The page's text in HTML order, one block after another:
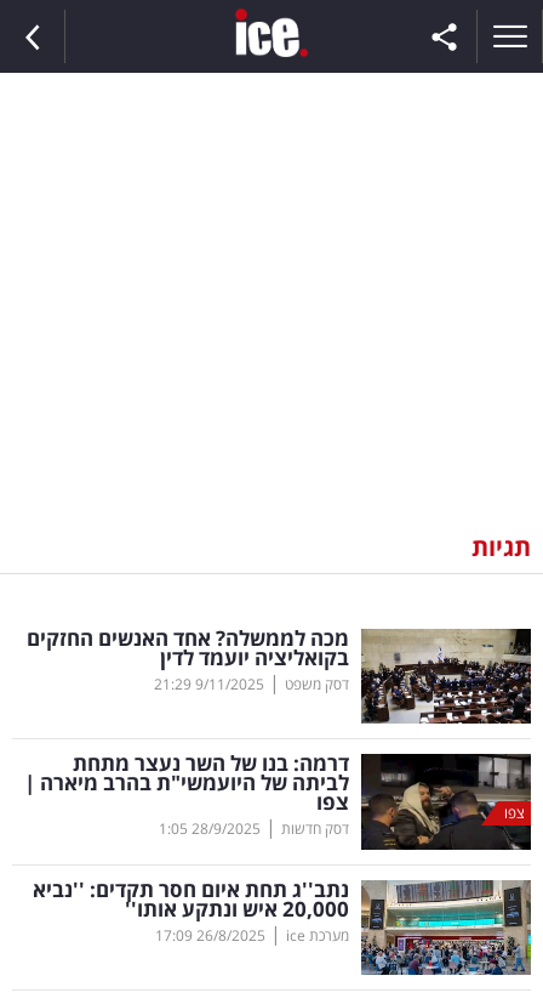
וצרכנות
דיגיטל
וטק
שיווק
ופרסום
משפט
מדדים
ומחקרים
דעות
תגיות
מכה לממשלה? אחד האנשים החזקים
בקואליציה יועמד לדין
דסק משפט |
9/11/2025
21:29
צפו
דרמה: בנו של השר נעצר מתחת
לביתה של היועמשי"ת בהרב מיארה |
צפו
דסק חדשות |
28/9/2025
1:05
נתב''ג תחת איום חסר תקדים: ''נביא
20,000 איש ונתקע אותו''
מערכת ice |
26/8/2025
17:09